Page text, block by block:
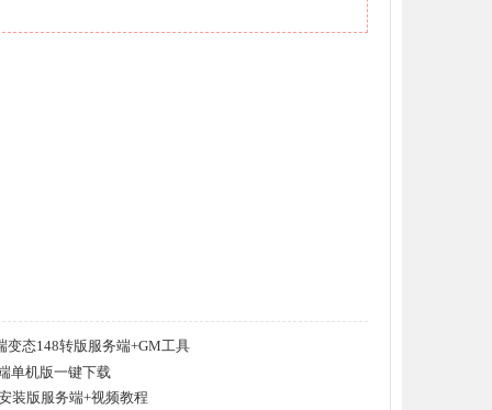
变态148转版服务端+GM工具
单机版一键下载
装版服务端+视频教程